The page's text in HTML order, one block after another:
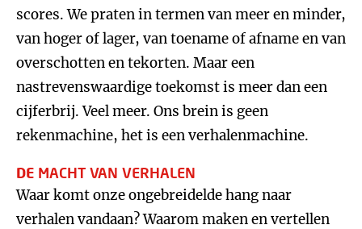
scores. We praten in termen van meer en minder,
van hoger of lager, van toename of afname en van
overschotten en tekorten. Maar een
nastrevenswaardige toekomst is meer dan een
cijferbrij. Veel meer. Ons brein is geen
rekenmachine, het is een verhalenmachine.
DE MACHT VAN VERHALEN
Waar komt onze ongebreidelde hang naar
verhalen vandaan? Waarom maken en vertellen